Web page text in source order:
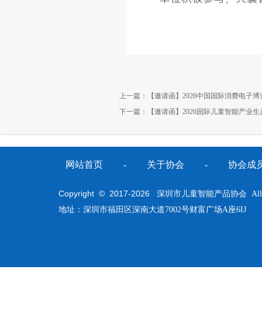
上一篇：
【邀请函】2026中国国际消费电子博
下一篇：
【邀请函】2026国际儿童智能产业生
网站首页 - 关于协会 - 协会成
Copyright © 2017-2026
深圳市儿童智能产品协会 All
地址：深圳市福田区深南大道7002号财富广场A座6IJ